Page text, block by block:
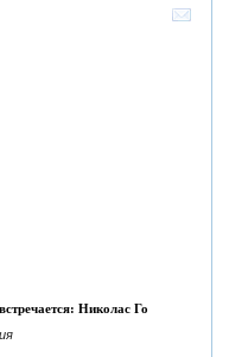
Николас Го